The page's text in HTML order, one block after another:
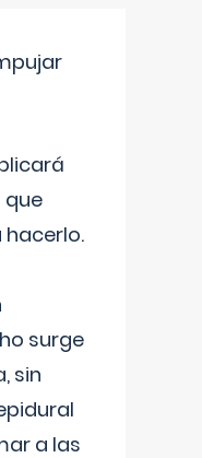
que
hacerlo.
surge
sin
a las